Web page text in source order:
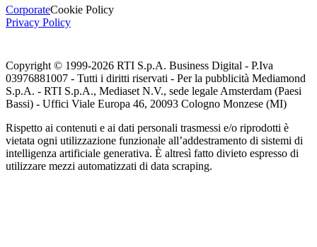
CorporateCookie Policy
Privacy Policy
Copyright © 1999-2026 RTI S.p.A. Business Digital - P.Iva
03976881007 - Tutti i diritti riservati - Per la pubblicità Mediamond
S.p.A. - RTI S.p.A., Mediaset N.V., sede legale Amsterdam (Paesi
Bassi) - Uffici Viale Europa 46, 20093 Cologno Monzese (MI)
Rispetto ai contenuti e ai dati personali trasmessi e/o riprodotti è
vietata ogni utilizzazione funzionale all’addestramento di sistemi di
intelligenza artificiale generativa. È altresì fatto divieto espresso di
utilizzare mezzi automatizzati di data scraping.